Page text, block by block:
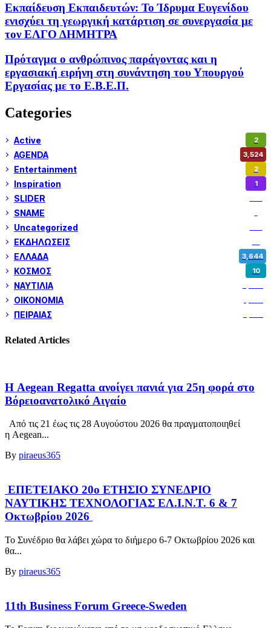
Εκπαίδευση Εκπαιδευτών: Το Ίδρυμα Ευγενίδου
ενισχύει τη γεωργική κατάρτιση σε συνεργασία με
τον ΕΛΓΟ ΔΗΜΗΤΡΑ
Πρόταγμα ο ανθρώπινος παράγοντας και η
εργασιακή ειρήνη στη συνάντηση του Υπουργού
Εργασίας με το Ε.Β.Ε.Π.
Categories
Active 2
AGENDA 3,524
Entertainment 2
Inspiration 1
SLIDER
SNAME
Uncategorized
ΕΚΔΗΛΩΣΕΙΣ
ΕΛΛΑΔΑ 3,644
ΚΟΣΜΟΣ 10
ΝΑΥΤΙΛΙΑ
ΟΙΚΟΝΟΜΙΑ
ΠΕΙΡΑΙΑΣ
Related Articles
Η Aegean Regatta ανοίγει πανιά για 25η φορά στο
Βόρειοανατολικό Αιγαίο
Από τις 21 έως τις 28 Αυγούστου 2026 θα πραγματοποιηθεί
η Aegean...
By piraeus365
ΕΠΕΤΕΙΑΚΟ 20ο ΕΤΗΣΙΟ ΣΥΝΕΔΡΙΟ
ΝΑΥΤΙΚΗΣ ΤΕΧΝΟΛΟΓΙΑΣ ΕΛ.Ι.Ν.Τ. 6 & 7
Οκτωβρίου 2026
Το Συνέδριο θα λάβει χώρα το διήμερο 6-7 Οκτωβρίου 2026 και
θα...
By piraeus365
11th Business Forum Greece-Sweden